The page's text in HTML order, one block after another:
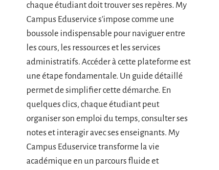
chaque étudiant doit trouver ses repères. My
Campus Eduservice s’impose comme une
boussole indispensable pour naviguer entre
les cours, les ressources et les services
administratifs. Accéder à cette plateforme est
une étape fondamentale. Un guide détaillé
permet de simplifier cette démarche. En
quelques clics, chaque étudiant peut
organiser son emploi du temps, consulter ses
notes et interagir avec ses enseignants. My
Campus Eduservice transforme la vie
académique en un parcours fluide et